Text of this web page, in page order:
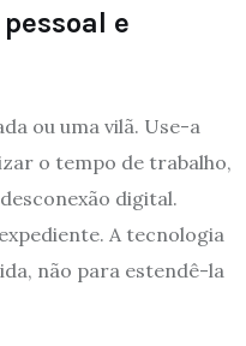
e
ou uma vilã. Use-a
o tempo de trabalho,
digital.
A tecnologia
não para estendê-la